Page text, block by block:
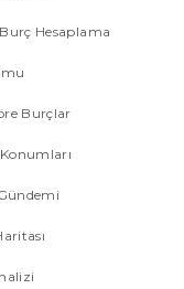
Hesaplama
Burçlar